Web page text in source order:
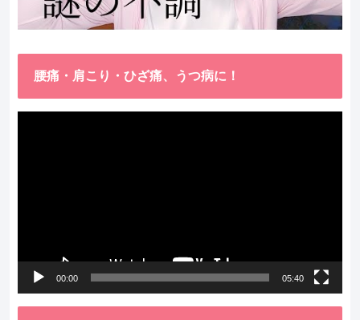
腰痛・肩こり・ひざ痛、うつ病に！
00:00 05:40